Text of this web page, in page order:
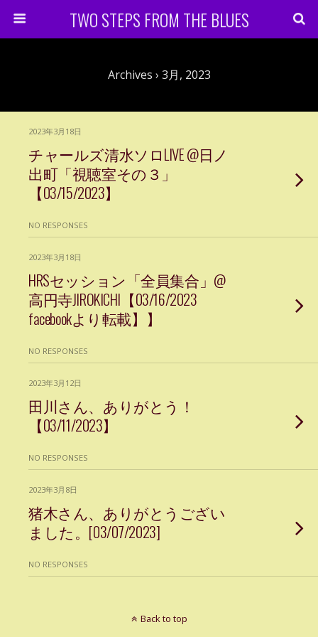
TWO STEPS FROM THE BLUES
Archives › 3月, 2023
2023年3月18日
チャールズ清水ソロLIVE @日ノ
出町「視聴室その３」
【03/15/2023】
NO RESPONSES
2023年3月18日
HRSセッション「全員集合」@
高円寺JIROKICHI【03/16/2023
facebookより転載】】
NO RESPONSES
2023年3月12日
田川さん、ありがとう！
【03/11/2023】
NO RESPONSES
2023年3月8日
猪木さん、ありがとうござい
ました。[03/07/2023]
NO RESPONSES
Back to top